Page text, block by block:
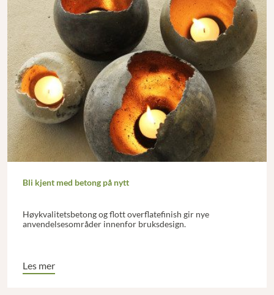
Bli kjent med betong på nytt
Høykvalitetsbetong og flott overflatefinish gir nye
anvendelsesområder innenfor bruksdesign.
Les mer